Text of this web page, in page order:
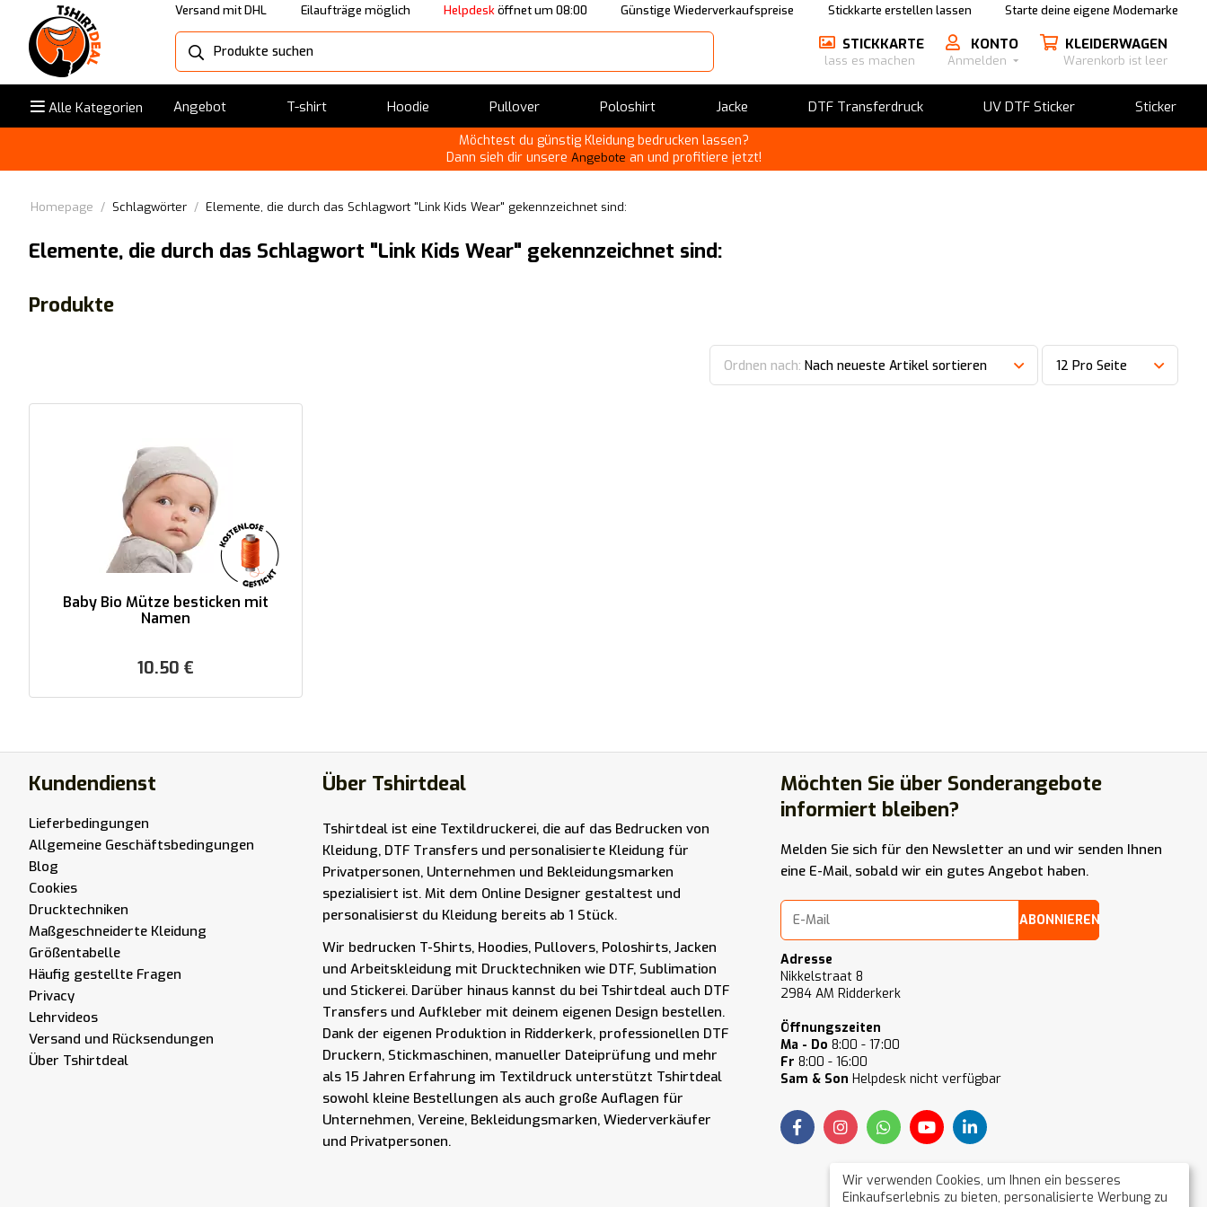
Versand mit DHL Eilaufträge möglich Helpdesköffnet um 08:00 Günstige Wiederverkaufspreise Stickkarte erstellen lassen Starte deine eigene Modemarke
STICKKARTE
lass es machen
KONTO
Anmelden
KLEIDERWAGEN
Warenkorb ist leer
Alle Kategorien Angebot T-shirt Hoodie Pullover Poloshirt Jacke ​DTF Transferdruck UV DTF Sticker Sticker
Möchtest du günstig Kleidung bedrucken lassen?
Dann sieh dir unsere Angebote an und profitiere jetzt!
Homepage / Schlagwörter / Elemente, die durch das Schlagwort "Link Kids Wear" gekennzeichnet sind:
Elemente, die durch das Schlagwort "Link Kids Wear" gekennzeichnet sind:
Produkte
Ordnen nach: Nach neueste Artikel sortieren 12 Pro Seite
Baby Bio Mütze besticken mit
Namen
10.50 €
Kundendienst
Lieferbedingungen
Allgemeine Geschäftsbedingungen
Blog
Cookies
Drucktechniken
Maßgeschneiderte Kleidung
Größentabelle
Häufig gestellte Fragen
Privacy
Lehrvideos
Versand und Rücksendungen
Über Tshirtdeal
Über Tshirtdeal
Tshirtdeal ist eine Textildruckerei, die auf das Bedrucken von
Kleidung, DTF Transfers und personalisierte Kleidung für
Privatpersonen, Unternehmen und Bekleidungsmarken
spezialisiert ist. Mit dem Online Designer gestaltest und
personalisierst du Kleidung bereits ab 1 Stück.
Wir bedrucken T-Shirts, Hoodies, Pullovers, Poloshirts, Jacken
und Arbeitskleidung mit Drucktechniken wie DTF, Sublimation
und Stickerei. Darüber hinaus kannst du bei Tshirtdeal auch DTF
Transfers und Aufkleber mit deinem eigenen Design bestellen.
Dank der eigenen Produktion in Ridderkerk, professionellen DTF
Druckern, Stickmaschinen, manueller Dateiprüfung und mehr
als 15 Jahren Erfahrung im Textildruck unterstützt Tshirtdeal
sowohl kleine Bestellungen als auch große Auflagen für
Unternehmen, Vereine, Bekleidungsmarken, Wiederverkäufer
und Privatpersonen.
Möchten Sie über Sonderangebote
informiert bleiben?
Melden Sie sich für den Newsletter an und wir senden Ihnen
eine E-Mail, sobald wir ein gutes Angebot haben.
ABONNIEREN
Adresse
Nikkelstraat 8
2984 AM Ridderkerk
Öffnungszeiten
Ma - Do 8:00 - 17:00
Fr 8:00 - 16:00
Sam & Son Helpdesk nicht verfügbar
Wir verwenden Cookies, um Ihnen ein besseres
Einkaufserlebnis zu bieten, personalisierte Werbung zu